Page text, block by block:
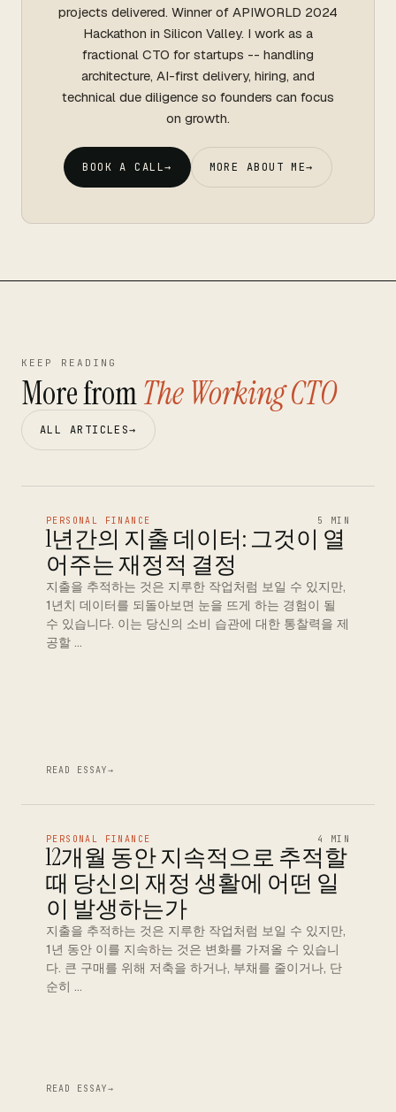
projects delivered. Winner of APIWORLD 2024
Hackathon in Silicon Valley. I work as a
fractional CTO for startups -- handling
architecture, AI-first delivery, hiring, and
technical due diligence so founders can focus
on growth.
BOOK A CALL→ MORE ABOUT ME→
KEEP READING
More fromThe Working CTO
ALL ARTICLES→
PERSONAL FINANCE 5 MIN
1년간의 지출 데이터: 그것이 열
어주는 재정적 결정
지출을 추적하는 것은 지루한 작업처럼 보일 수 있지만,
1년치 데이터를 되돌아보면 눈을 뜨게 하는 경험이 될
수 있습니다. 이는 당신의 소비 습관에 대한 통찰력을 제
공할 …
READ ESSAY→
PERSONAL FINANCE 4 MIN
12개월 동안 지속적으로 추적할
때 당신의 재정 생활에 어떤 일
이 발생하는가
지출을 추적하는 것은 지루한 작업처럼 보일 수 있지만,
1년 동안 이를 지속하는 것은 변화를 가져올 수 있습니
다. 큰 구매를 위해 저축을 하거나, 부채를 줄이거나, 단
순히 …
READ ESSAY→